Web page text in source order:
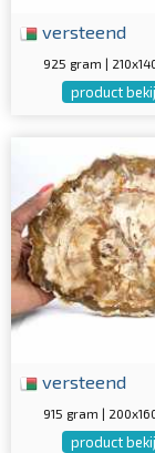
versteend
925 gram |
product
versteend
915 gram |
product